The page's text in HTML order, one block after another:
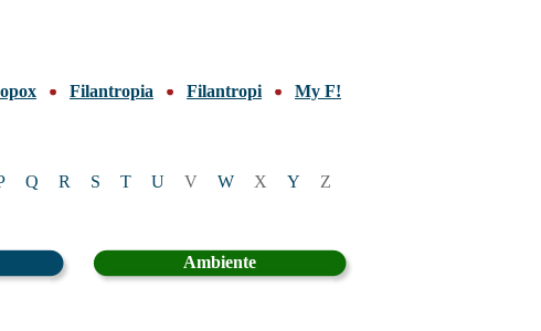
Filantropia Filantropi My F!
Q R S T U V W X Y Z
Ambiente